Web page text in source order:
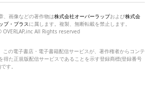
、画像などの著作物は株式会社オーバーラップおよび株式会
プ・プラス に属します。複製、無断転載を禁止します。
OVERLAP,inc All Rights reserved
この電子書店・電子書籍配信サービスが、著作権者からコンテ
得た正規版配信サービスであることを示す登録商標(登録番号
す。